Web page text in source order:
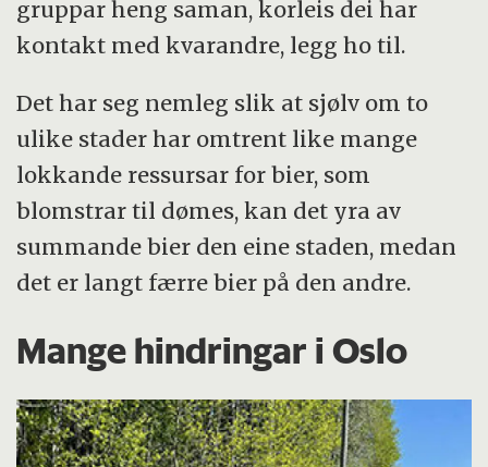
gruppar heng saman, korleis dei har
kontakt med kvarandre, legg ho til.
Det har seg nemleg slik at sjølv om to
ulike stader har omtrent like mange
lokkande ressursar for bier, som
blomstrar til dømes, kan det yra av
summande bier den eine staden, medan
det er langt færre bier på den andre.
Mange hindringar i Oslo